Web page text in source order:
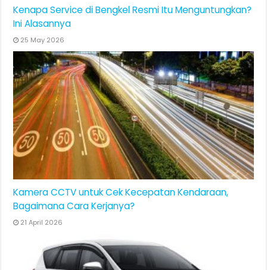
Kenapa Service di Bengkel Resmi Itu Menguntungkan?
Ini Alasannya
25 May 2026
Kamera CCTV untuk Cek Kecepatan Kendaraan,
Bagaimana Cara Kerjanya?
21 April 2026